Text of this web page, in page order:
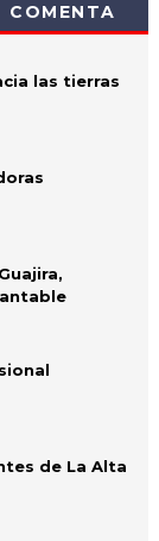
COMENTA
las tierras
de La Alta